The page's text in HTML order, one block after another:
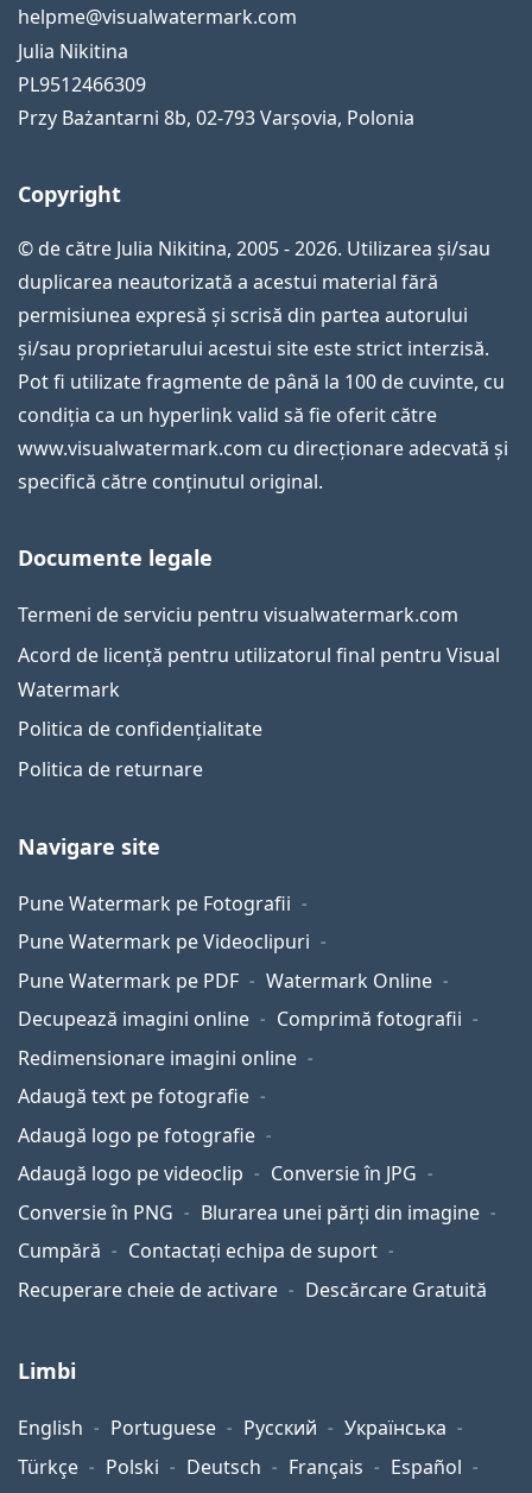
helpme@visualwatermark.com
Julia Nikitina
PL9512466309
Przy Bażantarni 8b, 02-793Varșovia, Polonia
Copyright
© de către Julia Nikitina, 2005 - 2026. Utilizarea și/sau
duplicarea neautorizată a acestui material fără
permisiunea expresă și scrisă din partea autorului
și/sau proprietarului acestui site este strict interzisă.
Pot fi utilizate fragmente de până la 100 de cuvinte, cu
condiția ca un hyperlink valid să fie oferit către
www.visualwatermark.com cu direcționare adecvată și
specifică către conținutul original.
Documente legale
Termeni de serviciu pentru visualwatermark.com
Acord de licență pentru utilizatorul final pentru Visual
Watermark
Politica de confidențialitate
Politica de returnare
Navigare site
Pune Watermark pe Fotografii
Pune Watermark pe Videoclipuri
Pune Watermark pe PDF
Watermark Online
Decupează imagini online
Comprimă fotografii
Redimensionare imagini online
Adaugă text pe fotografie
Adaugă logo pe fotografie
Adaugă logo pe videoclip
Conversie în JPG
Conversie în PNG
Blurarea unei părți din imagine
Cumpără
Contactați echipa de suport
Recuperare cheie de activare
Descărcare Gratuită
Limbi
English Portuguese Русский
Українська
Türkçe
Polski Deutsch Français
Español